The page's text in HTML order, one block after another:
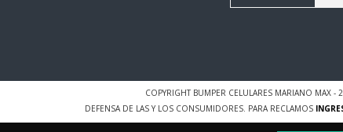
COPYRIGHT BUMPER CELULARES MARIANO MAX
DEFENSA DE LAS Y LOS CONSUMIDORES. PARA RECLAMOS